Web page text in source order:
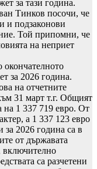
за тази година.
Тинков посочи, че
и подзаконови
Той припомни, че
на неприет
окончателното
за 2026 година.
на отчетните
31 март т.г. Общият
на 1 337 719 евро. От
а 1 337 123 евро
2026 година са в
от държавата
включително
са разчетени